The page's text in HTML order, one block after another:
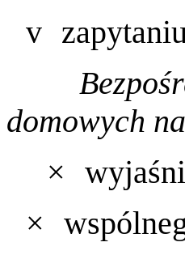
v
domowych
×
×